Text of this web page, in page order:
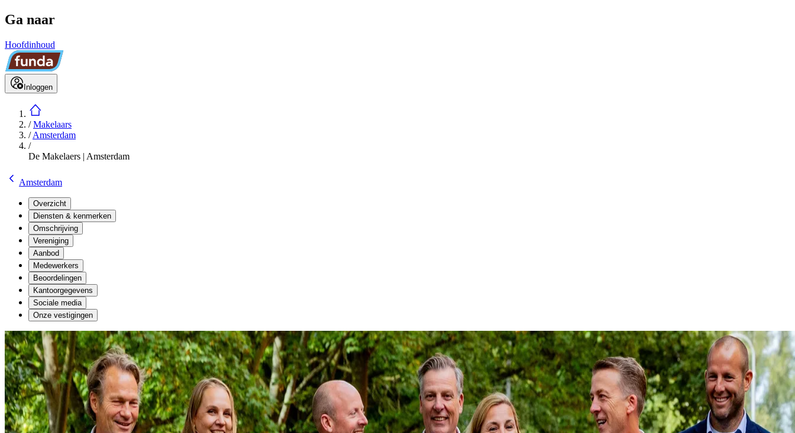
Ga naar
Hoofdinhoud
Inloggen
/Makelaars
/Amsterdam
/
De Makelaers | Amsterdam
Amsterdam
Overzicht
Diensten & kenmerken
Omschrijving
Vereniging
Aanbod
Medewerkers
Beoordelingen
Kantoorgegevens
Sociale media
Onze vestigingen